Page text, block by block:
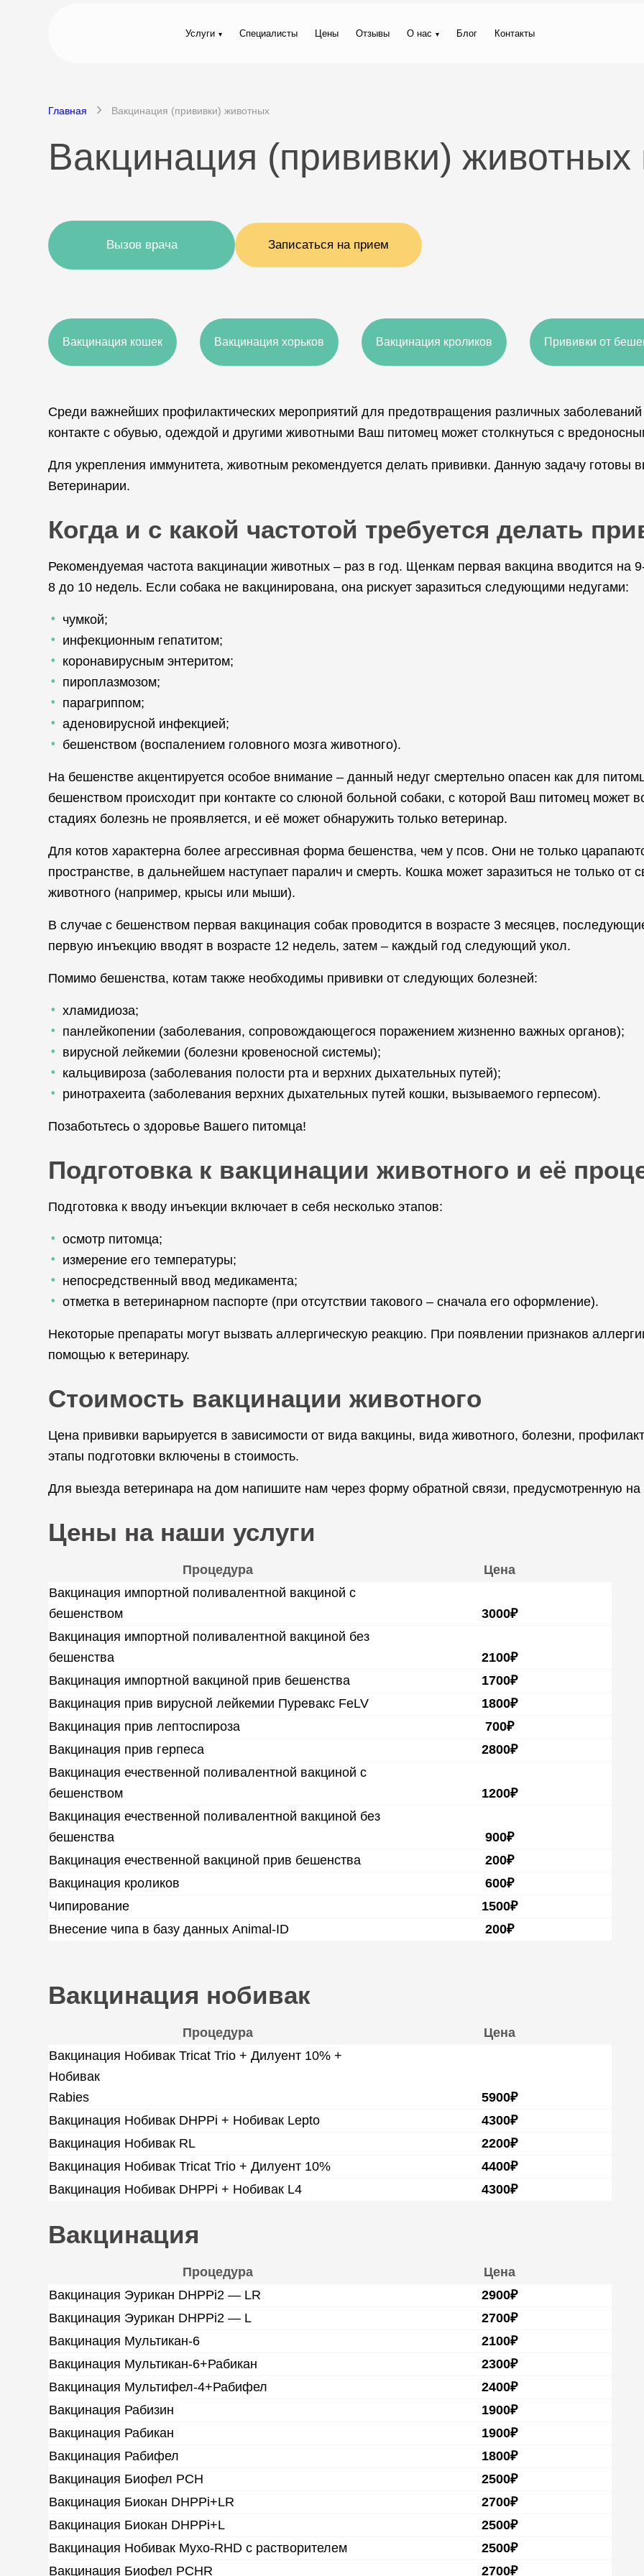
Услуги Специалисты Цены Отзывы О нас Блог Контакты
Главная Вакцинация (прививки) животных
Вакцинация (прививки) животных
Вызов врача Записаться на прием
Вакцинация кошек Вакцинация хорьков Вакцинация кроликов Прививки от
Среди важнейших профилактических мероприятий для предотвращения различных
контакте с обувью, одеждой и другими животными Ваш питомец может столкнуться с
Для укрепления иммунитета, животным рекомендуется делать прививки. Данную задачу
Ветеринарии.
Когда и с какой частотой требуется делать
Рекомендуемая частота вакцинации животных – раз в год. Щенкам первая вакцина вводится на
8 до 10 недель. Если собака не вакцинирована, она рискует заразиться следующими недугами:
чумкой;
инфекционным гепатитом;
коронавирусным энтеритом;
пироплазмозом;
парагриппом;
аденовирусной инфекцией;
бешенством (воспалением головного мозга животного).
На бешенстве акцентируется особое внимание – данный недуг смертельно опасен как для
бешенством происходит при контакте со слюной больной собаки, с которой Ваш питомец может
стадиях болезнь не проявляется, и её может обнаружить только ветеринар.
Для котов характерна более агрессивная форма бешенства, чем у псов. Они не только
пространстве, в дальнейшем наступает паралич и смерть. Кошка может заразиться не только от
животного (например, крысы или мыши).
В случае с бешенством первая вакцинация собак проводится в возрасте 3 месяцев,
первую инъекцию вводят в возрасте 12 недель, затем – каждый год следующий укол.
Помимо бешенства, котам также необходимы прививки от следующих болезней:
хламидиоза;
панлейкопении (заболевания, сопровождающегося поражением жизненно важных органов);
вирусной лейкемии (болезни кровеносной системы);
кальцивироза (заболевания полости рта и верхних дыхательных путей);
ринотрахеита (заболевания верхних дыхательных путей кошки, вызываемого герпесом).
Позаботьтесь о здоровье Вашего питомца!
Подготовка к вакцинации животного и её
Подготовка к вводу инъекции включает в себя несколько этапов:
осмотр питомца;
измерение его температуры;
непосредственный ввод медикамента;
отметка в ветеринарном паспорте (при отсутствии такового – сначала его оформление).
Некоторые препараты могут вызвать аллергическую реакцию. При появлении признаков
помощью к ветеринару.
Стоимость вакцинации животного
Цена прививки варьируется в зависимости от вида вакцины, вида животного, болезни,
этапы подготовки включены в стоимость.
Для выезда ветеринара на дом напишите нам через форму обратной связи, предусмотренную на
Цены на наши услуги
Процедура
Цена
Вакцинация импортной поливалентной вакциной с
бешенством
3000₽
Вакцинация импортной поливалентной вакциной без
бешенства
2100₽
Вакцинация импортной вакциной прив бешенства
1700₽
Вакцинация прив вирусной лейкемии Пуревакс FeLV
1800₽
Вакцинация прив лептоспироза
700₽
Вакцинация прив герпеса
2800₽
Вакцинация ечественной поливалентной вакциной с
бешенством
1200₽
Вакцинация ечественной поливалентной вакциной без
бешенства
900₽
Вакцинация ечественной вакциной прив бешенства
200₽
Вакцинация кроликов
600₽
Чипирование
1500₽
Внесение чипа в базу данных Animal-ID
200₽
Вакцинация нобивак
Процедура
Цена
Вакцинация Нобивак Tricat Trio + Дилуент 10% +
Нобивак
Rabies
5900₽
Вакцинация Нобивак DHPPi + Нобивак Lepto
4300₽
Вакцинация Нобивак RL
2200₽
Вакцинация Нобивак Tricat Trio + Дилуент 10%
4400₽
Вакцинация Нобивак DHPPi + Нобивак L4
4300₽
Вакцинация
Процедура
Цена
Вакцинация Эурикан DHPPi2 — LR
2900₽
Вакцинация Эурикан DHPPi2 — L
2700₽
Вакцинация Мультикан-6
2100₽
Вакцинация Мультикан-6+Рабикан
2300₽
Вакцинация Мультифел-4+Рабифел
2400₽
Вакцинация Рабизин
1900₽
Вакцинация Рабикан
1900₽
Вакцинация Рабифел
1800₽
Вакцинация Биофел PCH
2500₽
Вакцинация Биокан DHPPi+LR
2700₽
Вакцинация Биокан DHPPi+L
2500₽
Вакцинация Нобивак Myxo-RHD с растворителем
2500₽
Вакцинация Биофел PCHR
2700₽